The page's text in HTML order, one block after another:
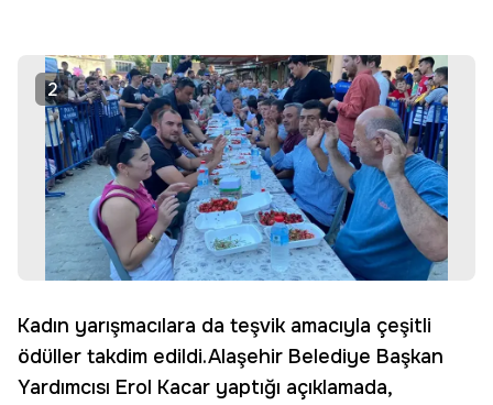
2
Kadın yarışmacılara da teşvik amacıyla çeşitli
ödüller takdim edildi.Alaşehir Belediye Başkan
Yardımcısı Erol Kacar yaptığı açıklamada,